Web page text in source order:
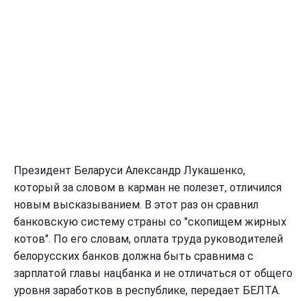
Президент Беларуси Александр Лукашенко,
который за словом в карман не полезет, отличился
новым высказыванием. В этот раз он сравнил
банковскую систему страны со "скопищем жирных
котов". По его словам, оплата труда руководителей
белорусских банков должна быть сравнима с
зарплатой главы нацбанка и не отличаться от общего
уровня заработков в республике, передает БЕЛТА.